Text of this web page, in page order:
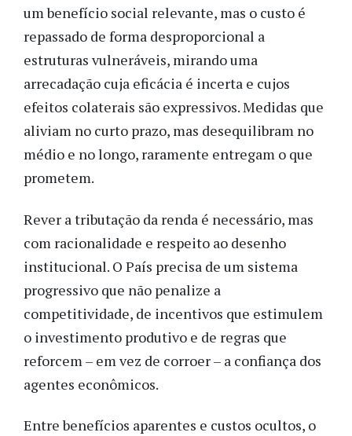
um benefício social relevante, mas o custo é
repassado de forma desproporcional a
estruturas vulneráveis, mirando uma
arrecadação cuja eficácia é incerta e cujos
efeitos colaterais são expressivos. Medidas que
aliviam no curto prazo, mas desequilibram no
médio e no longo, raramente entregam o que
prometem.
Rever a tributação da renda é necessário, mas
com racionalidade e respeito ao desenho
institucional. O País precisa de um sistema
progressivo que não penalize a
competitividade, de incentivos que estimulem
o investimento produtivo e de regras que
reforcem – em vez de corroer – a confiança dos
agentes econômicos.
Entre benefícios aparentes e custos ocultos, o